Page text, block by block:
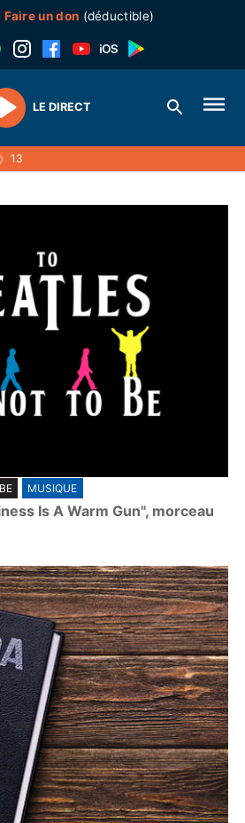
Faire un don (déductible)
Play
LE DIRECT
13
MUSIQUE
Is A Warm Gun", morceau